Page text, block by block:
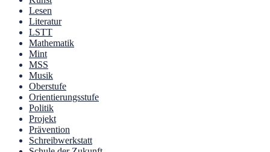
Lesen
Literatur
LSTT
Mathematik
Mint
MSS
Musik
Oberstufe
Orientierungsstufe
Politik
Projekt
Prävention
Schreibwerkstatt